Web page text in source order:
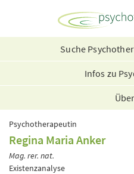
Suche
Infos zu
Psychotherapeutin
Regina Maria Anker
Mag. rer. nat.
Existenzanalyse